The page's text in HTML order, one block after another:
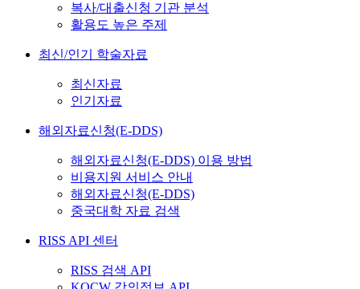
복사/대출신청 기관 분석
활용도 높은 주제
최신/인기 학술자료
최신자료
인기자료
해외자료신청(E-DDS)
해외자료신청(E-DDS) 이용 방법
비용지원 서비스 안내
해외자료신청(E-DDS)
중국대학 자료 검색
RISS API 센터
RISS 검색 API